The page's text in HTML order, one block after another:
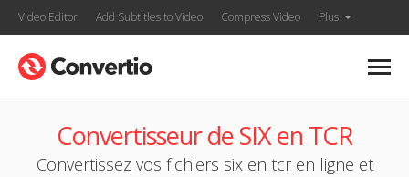
Video Editor Add Subtitles to Video Compress Video Plus
Convertisseur de SIX en TCR
Convertissez vos fichiers six en tcr en ligne et